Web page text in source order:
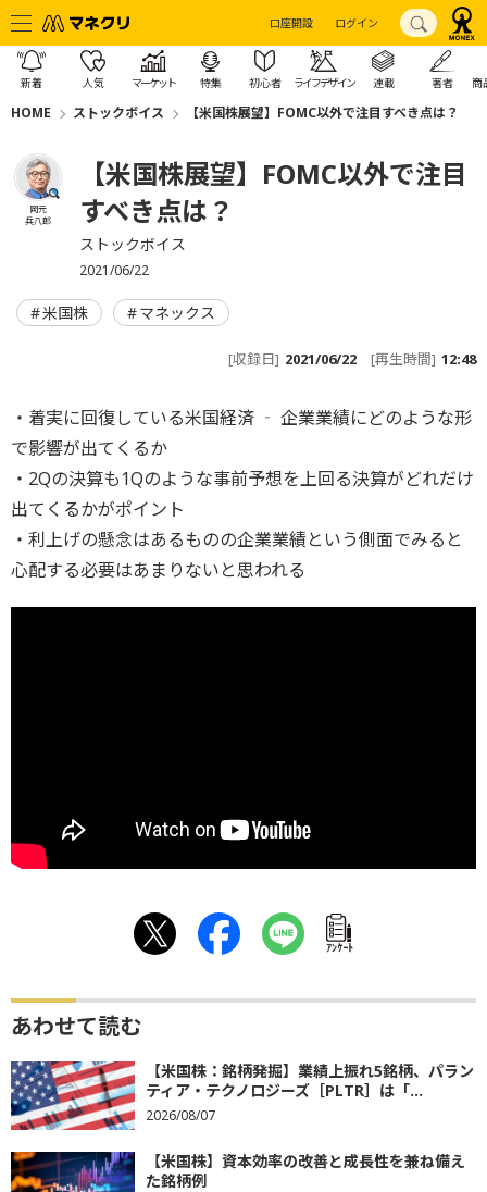
口座開設 ログイン
新着 人気 マーケット 特集 初心者 ライフデザイン 連載 著者 商
HOME ストックボイス 【米国株展望】FOMC以外で注目すべき点は？
岡元
兵八郎
【米国株展望】FOMC以外で注目
すべき点は？
ストックボイス
2021/06/22
米国株 マネックス
[収録日] 2021/06/22 [再生時間] 12:48
・着実に回復している米国経済 ‐ 企業業績にどのような形
で影響が出てくるか
・2Qの決算も1Qのような事前予想を上回る決算がどれだけ
出てくるかがポイント
・利上げの懸念はあるものの企業業績という側面でみると
心配する必要はあまりないと思われる
ｱﾝｹｰﾄ
あわせて読む
【米国株：銘柄発掘】業績上振れ5銘柄、パラン
ティア・テクノロジーズ［PLTR］は「...
2026/08/07
【米国株】資本効率の改善と成長性を兼ね備え
た銘柄例